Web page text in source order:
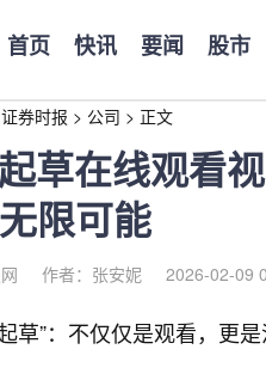
首页 快讯 要闻 股市
证券时报 > 公司 > 正文
草在线观看
限可能
作者：张安妮 2026-02-09
草”：不仅仅是观看，更